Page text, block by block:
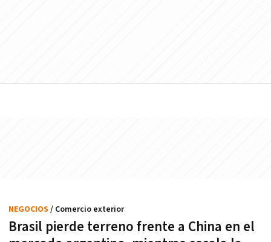
Brasil pierde terreno frente a China en el
NEGOCIOS / Comercio exterior